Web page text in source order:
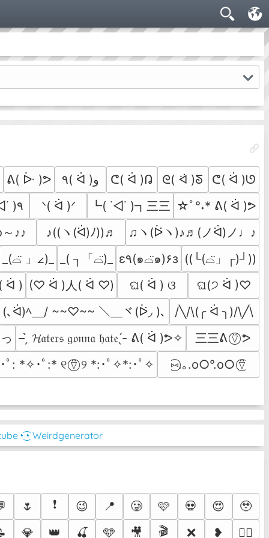
ᕕ( ᐕ )ᕗ ٩( ᐛ )و ᕦ( ᐛ )ᕡ ᘓ( ᐛ )ᘕ
ᕦ( ᐛ )ᘎ
٩( ˙◁˙ )و ᐠ( ᐛ )ᐟ ┗( ˙◁˙ )┓三三 ☆ﾟ°˖* ᕕ( ᐛ )ᕗ
♪♪ ♪((ヽ(ᐛ)ﾉ))♬
♫ヽ(ᐖヽ)♪♬(ノᐛ)ノ♩♪
_(⌓̈ 」∠)_ _( ┐「⌓̈)_ ε٩(๑⌓̈๑)۶з ((└(⌓̈」┌)┘))
٩( ᐖ )۶٩( ᐛ ) (♡ ᐛ )人( ᐛ ♡) ଘ( ᐛ ) ଓ
ଘ(੭ ᐛ )♡
(､ᐛ)ﾍ＿/ ~~♡~~ ＼＿ヾ(ᐖ◞ )､
/╲/\(╭ ᐛ ╮)/\╱\
– ̗̀ 𝓗𝔞𝔱𝔢𝔯𝔰 𝔤𝔬𝔫𝔫𝔞 𝔥𝔞𝔱𝔢 ̖́- ᕕ( ᐛ )ᕗ✧
三三ᕕ ⍢⃝ ᕗ
ﾟ: *✧･ﾟ:* ୧ ⍢⃝ ୨ *:･ﾟ✧*:･ﾟ✧ ⑅⃝.｡.o○°.o○ ⍢⃝
◔͜͡◔ Weirdgenerator
🌷 ❗ 😉 📍 🥲 🩷 💀 😍
🥹
💎 👑 🍒 🩵 🎥 🎬 ❌ ❥ 🐦‍🔥